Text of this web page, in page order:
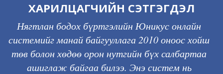
ХАРИЛЦАГЧИЙН СЭТГЭГДЭЛ
Гаалийн Ерөнхий газар, Ерөнхий нябо Г.Бат-Эрдэнэ
Нягтлан бодох бүртгэлийн Юникус онлайн
системийг манай байгууллага 2010 оноос хойш
төв болон хөдөө орон нутгийн бүх салбартаа
ашиглаж байгаа билээ. Энэ систем нь